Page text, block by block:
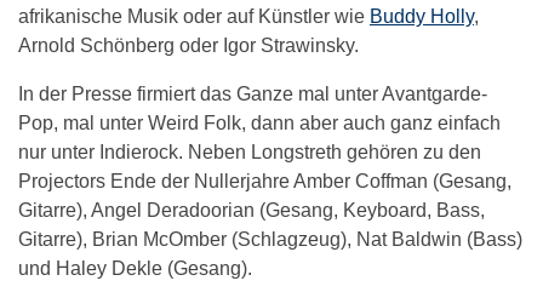
afrikanische Musik oder auf Künstler wie Buddy Holly,
Arnold Schönberg oder Igor Strawinsky.
In der Presse firmiert das Ganze mal unter Avantgarde-
Pop, mal unter Weird Folk, dann aber auch ganz einfach
nur unter Indierock. Neben Longstreth gehören zu den
Projectors Ende der Nullerjahre Amber Coffman (Gesang,
Gitarre), Angel Deradoorian (Gesang, Keyboard, Bass,
Gitarre), Brian McOmber (Schlagzeug), Nat Baldwin (Bass)
und Haley Dekle (Gesang).